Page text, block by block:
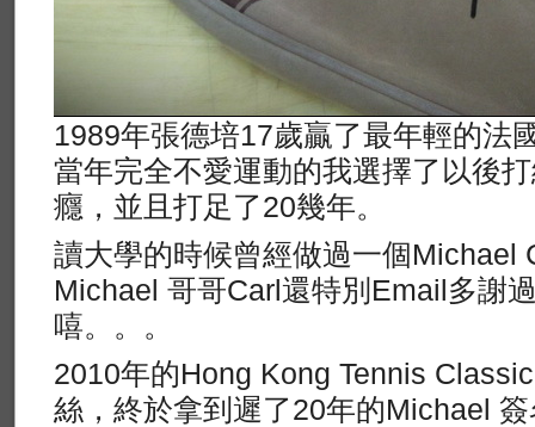
1989年張德培17歲贏了最年輕的法
當年完全不愛運動的我選擇了以後
癮，並且打足了20幾年。
讀大學的時候曾經做過一個Michael
Michael 哥哥Carl還特別Email多謝
嘻。。。
2010年的Hong Kong Tennis
絲，終於拿到遲了20年的Michael